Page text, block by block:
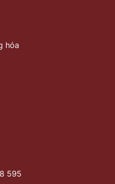
hóa
595